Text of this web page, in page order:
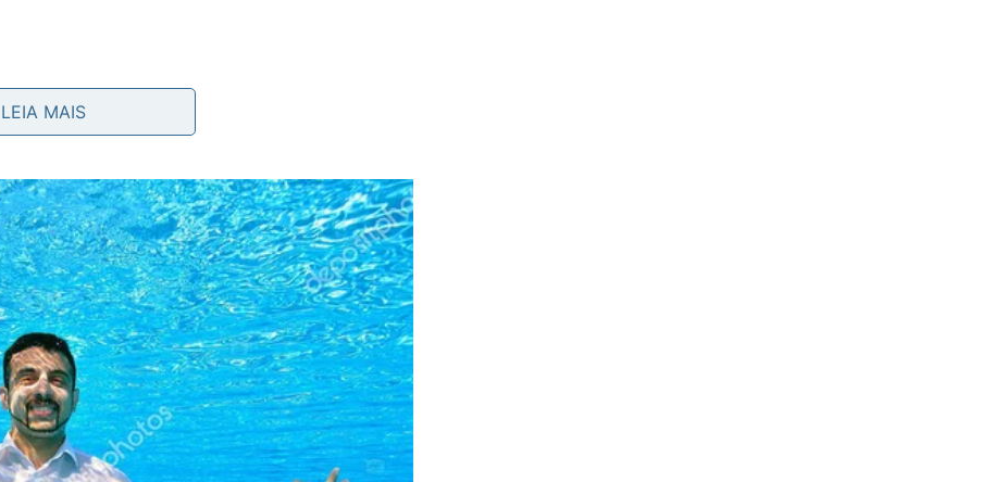
colher de sopa de mel, uma colher de chá de azeite
A máscara ajuda a distribuir melhor os ingredientes e
pode ser dobrada. Para fios finos ou que pesam com
comprimentos e pontas, evitando a raiz para não deixar
LEIA MAIS